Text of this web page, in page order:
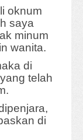
oknum
saya
minum
wanita.
di
telah
di